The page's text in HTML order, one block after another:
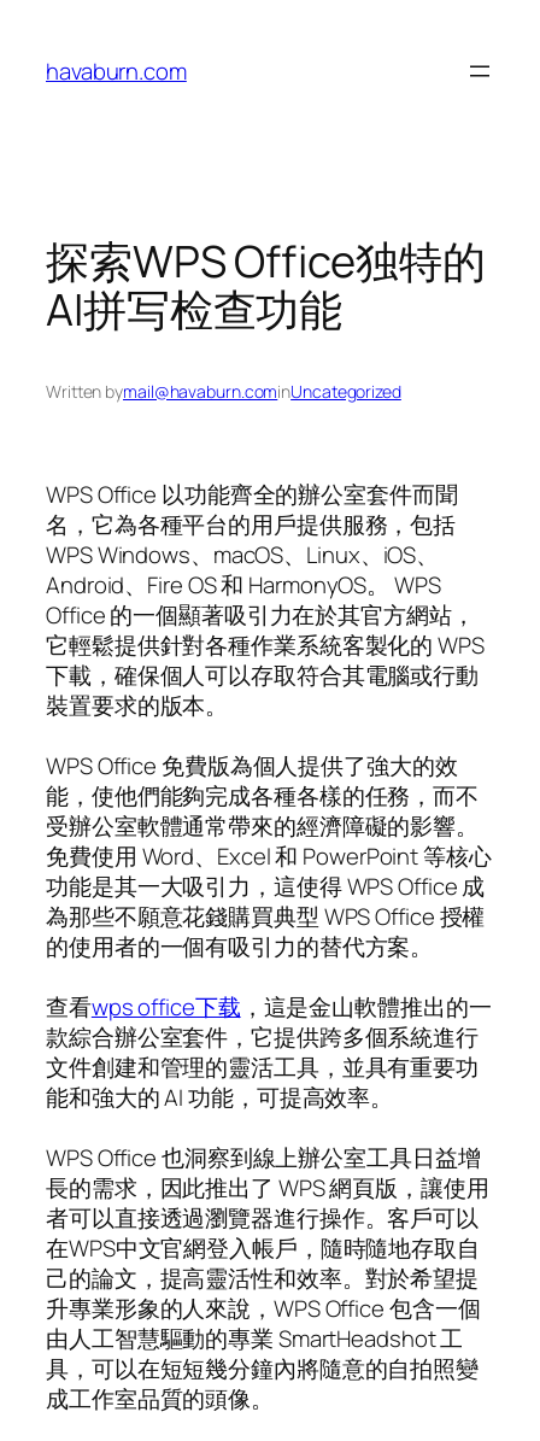
content
havaburn.com
探索WPS Office独特的
AI拼写检查功能
Written bymail@havaburn.cominUncategorized
WPS Office 以功能齊全的辦公室套件而聞
名，它為各種平台的用戶提供服務，包括
WPS Windows、macOS、Linux、iOS、
Android、Fire OS 和 HarmonyOS。 WPS
Office 的一個顯著吸引力在於其官方網站，
它輕鬆提供針對各種作業系統客製化的 WPS
下載，確保個人可以存取符合其電腦或行動
裝置要求的版本。
WPS Office 免費版為個人提供了強大的效
能，使他們能夠完成各種各樣的任務，而不
受辦公室軟體通常帶來的經濟障礙的影響。
免費使用 Word、Excel 和 PowerPoint 等核心
功能是其一大吸引力，這使得 WPS Office 成
為那些不願意花錢購買典型 WPS Office 授權
的使用者的一個有吸引力的替代方案。
查看wps office下载 ，這是金山軟體推出的一
款綜合辦公室套件，它提供跨多個系統進行
文件創建和管理的靈活工具，並具有重要功
能和強大的 AI 功能，可提高效率。
WPS Office 也洞察到線上辦公室工具日益增
長的需求，因此推出了 WPS 網頁版，讓使用
者可以直接透過瀏覽器進行操作。客戶可以
在WPS中文官網登入帳戶，隨時隨地存取自
己的論文，提高靈活性和效率。對於希望提
升專業形象的人來說，WPS Office 包含一個
由人工智慧驅動的專業 SmartHeadshot 工
具，可以在短短幾分鐘內將隨意的自拍照變
成工作室品質的頭像。